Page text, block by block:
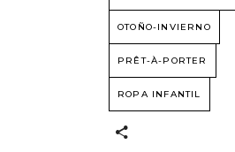
OTOÑO-INVIERNO
PRÊT-À-PORTER
ROPA INFANTIL